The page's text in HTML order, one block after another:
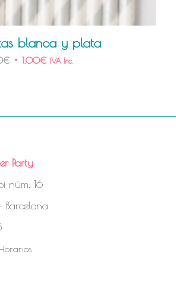
blanca y plata
€ 1,00€ IVA Inc.
Party
núm. 16
Barcelona